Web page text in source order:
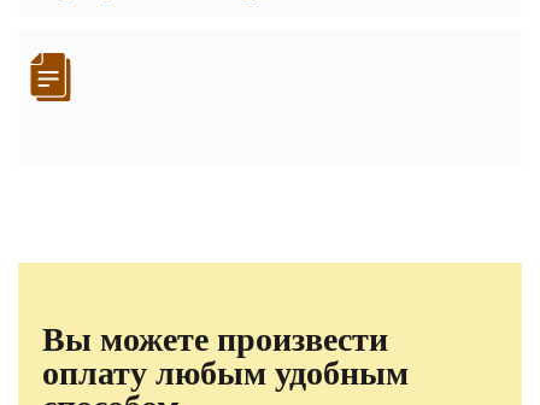
Вы можете произвести
оплату любым удобным